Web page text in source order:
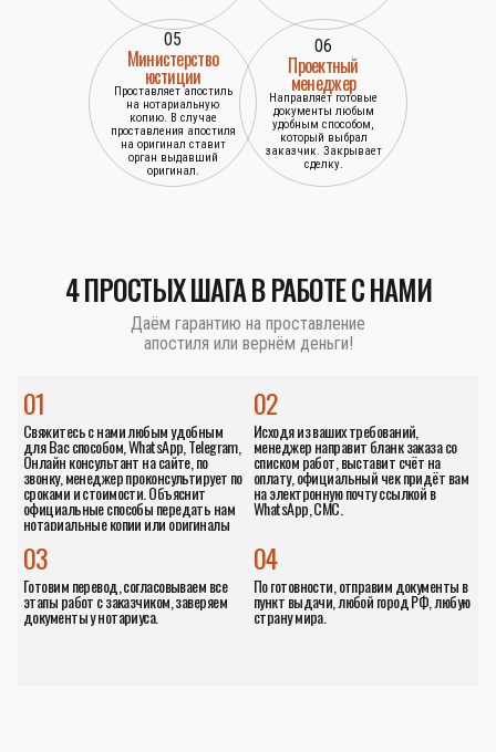
05
Министерство
юстиции
Проставляет апостиль
на нотариальную
копию. В случае
проставления апостиля
на оригинал ставит
орган выдавший
оригинал.
06
Проектный
менеджер
Направляет готовые
документы любым
удобным способом,
который выбрал
заказчик. Закрывает
сделку.
4 ПРОСТЫХ ШАГА В РАБОТЕ С НАМИ
Даём гарантию на проставление
апостиля или вернём деньги!
01
Свяжитесь с нами любым удобным
для Вас способом, WhatsApp, Telegram,
Онлайн консультант на сайте, по
звонку, менеджер проконсультирует по
сроками и стоимости. Объяснит
официальные способы передать нам
нотариальные копии или оригиналы
02
Исходя из ваших требований,
менеджер направит бланк заказа со
списком работ, выставит счёт на
оплату, официальный чек придёт вам
на электронную почту ссылкой в
WhatsApp, СМС.
04
По готовности, отправим документы в
пункт выдачи, любой город РФ, любую
страну мира.
03
Готовим перевод, согласовываем все
этапы работ с заказчиком, заверяем
документы у нотариуса.